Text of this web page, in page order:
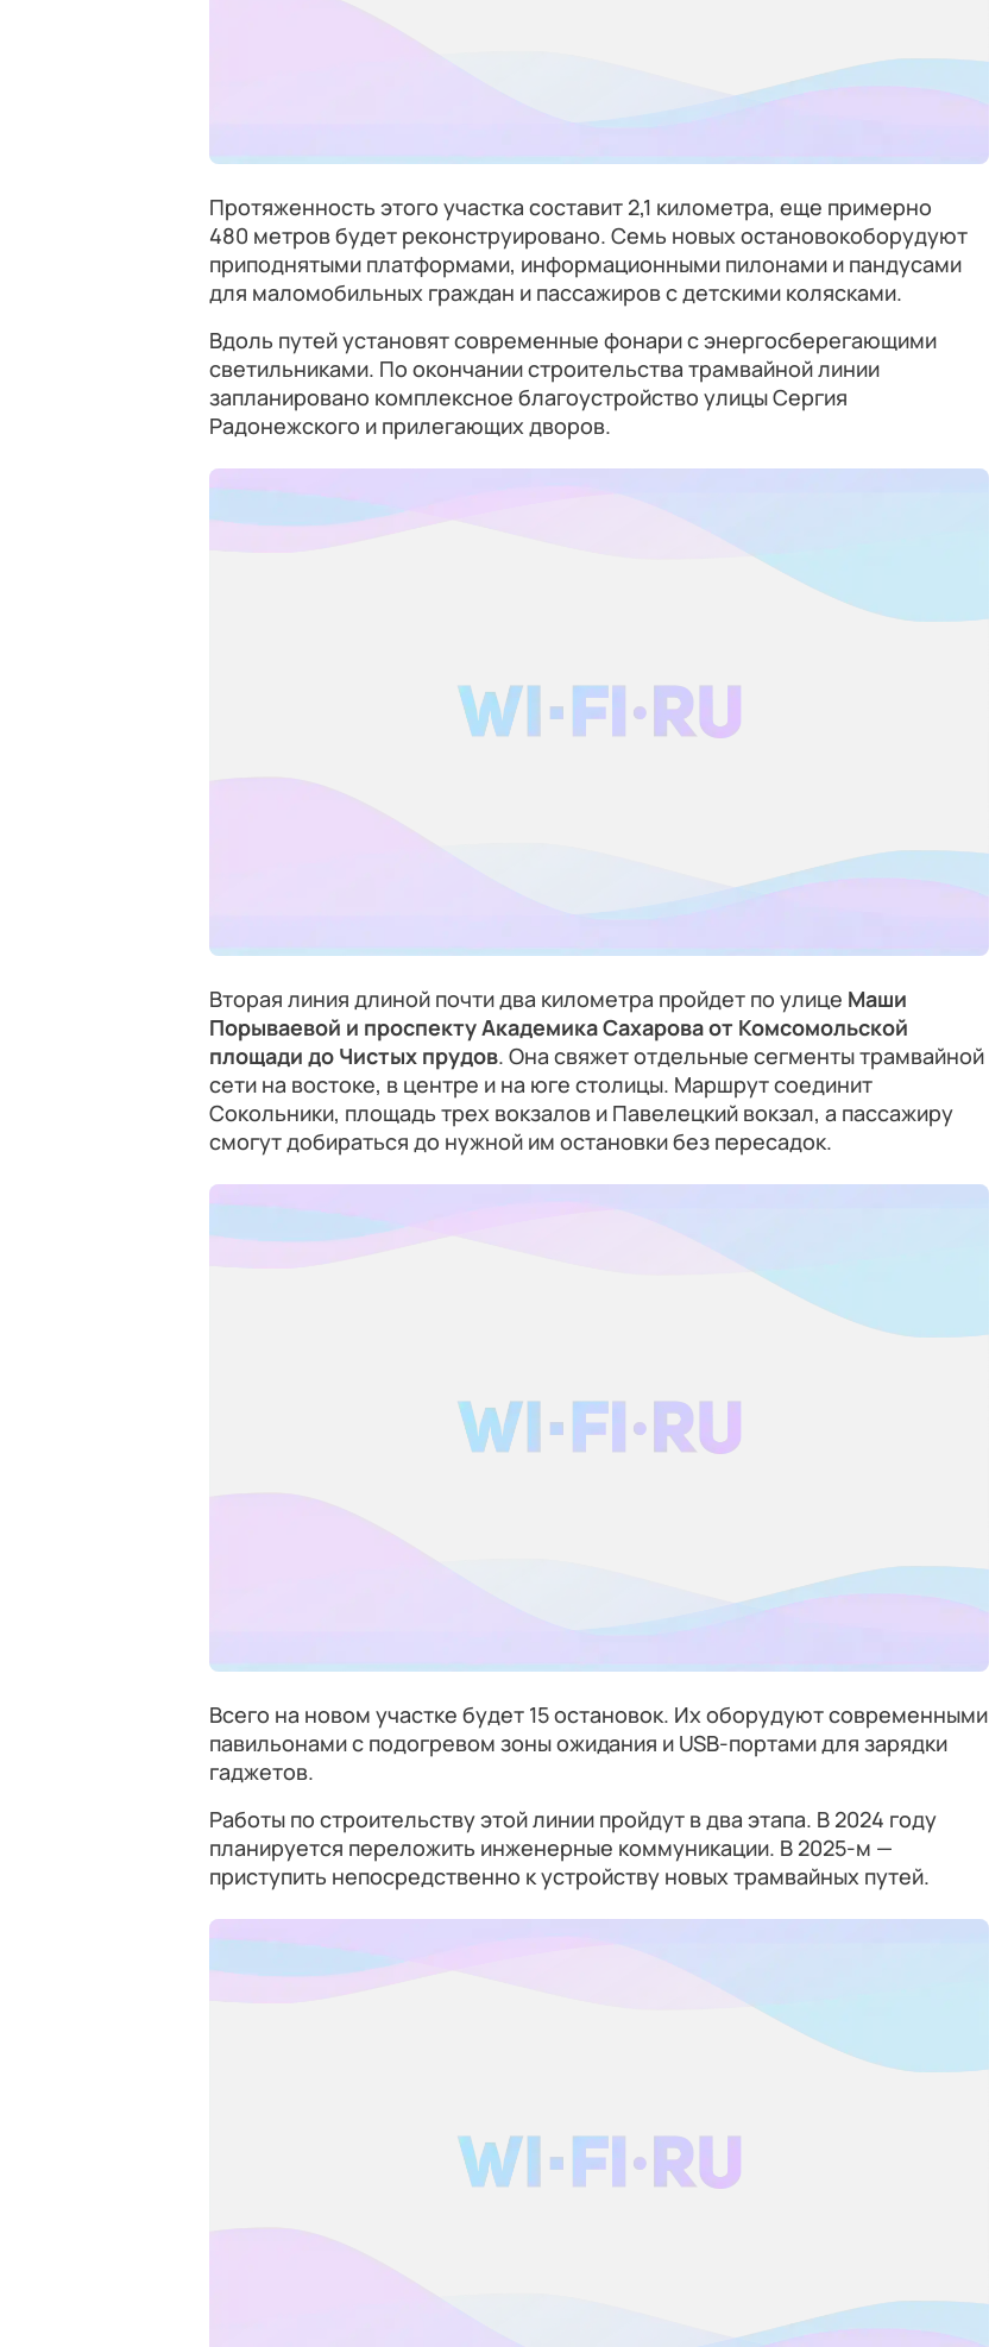
Протяженность этого участка составит 2,1 километра, еще примерно
480 метров будет реконструировано. Семь новых остановокоборудуют
приподнятыми платформами, информационными пилонами и пандусами
для маломобильных граждан и пассажиров с детскими колясками.
Вдоль путей установят современные фонари с энергосберегающими
светильниками. По окончании строительства трамвайной линии
запланировано комплексное благоустройство улицы Сергия
Радонежского и прилегающих дворов.
Вторая линия длиной почти два километра пройдет по улице Маши
Порываевой и проспекту Академика Сахарова от Комсомольской
площади до Чистых прудов. Она свяжет отдельные сегменты трамвайной
сети на востоке, в центре и на юге столицы. Маршрут соединит
Сокольники, площадь трех вокзалов и Павелецкий вокзал, а пассажиру
смогут добираться до нужной им остановки без пересадок.
Всего на новом участке будет 15 остановок. Их оборудуют современными
павильонами с подогревом зоны ожидания и USB-портами для зарядки
гаджетов.
Работы по строительству этой линии пройдут в два этапа. В 2024 году
планируется переложить инженерные коммуникации. В 2025-м —
приступить непосредственно к устройству новых трамвайных путей.